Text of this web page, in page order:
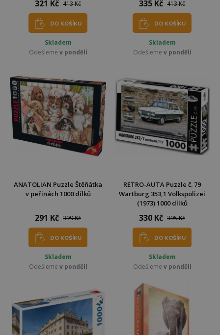
321 Kč 413 Kč
DO KOŠÍKU
Skladem
Odešleme v pondělí
335 Kč 413 Kč
DO KOŠÍKU
Skladem
Odešleme v pondělí
ANATOLIAN Puzzle Štěňátka
v peřinách 1000 dílků
291 Kč 399 Kč
DO KOŠÍKU
Skladem
Odešleme v pondělí
RETRO-AUTA Puzzle č. 79
Wartburg 353,1 Volkspolizei
(1973) 1000 dílků
330 Kč 395 Kč
DO KOŠÍKU
Skladem
Odešleme v pondělí